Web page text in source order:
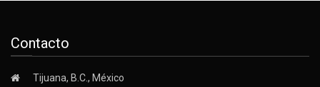
Contacto
Tijuana, B.C., México